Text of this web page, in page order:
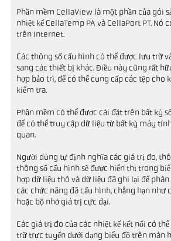
Phần mềm CellaView là một phần của gói
nhiệt kế CellaTemp PA và CellaPort PT. Nó
trên Internet.
Các thông số cấu hình có thể được lưu trữ
sang các thiết bị khác. Điều này cũng rất
hợp bảo trì, để có thể cung cấp các tệp cho
kiểm tra.
Phần mềm có thể được cài đặt trên bất kỳ
để có thể truy cập dữ liệu từ bất kỳ máy
quan.
Người dùng tự định nghĩa các giá trị đo,
thông số cấu hình sẽ được hiển thị trong
hợp dữ liệu thô và dữ liệu đã ghi lại để
các chức năng đã cấu hình, chẳng hạn
hoặc bộ nhớ giá trị cực đại.
Các giá trị đo của các nhiệt kế kết nối có
trữ trực tuyến dưới dạng biểu đồ trên màn